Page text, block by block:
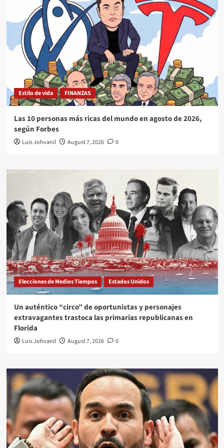
Estilo de vida FINANZAS
Las 10 personas más ricas del mundo en agosto de 2026,
según Forbes
Luis Johvanil August 7, 2026 0
Elecciones de Medios Tiempos Estados Unidos
Un auténtico “circo” de oportunistas y personajes
extravagantes trastoca las primarias republicanas en
Florida
Luis Johvanil August 7, 2026 0